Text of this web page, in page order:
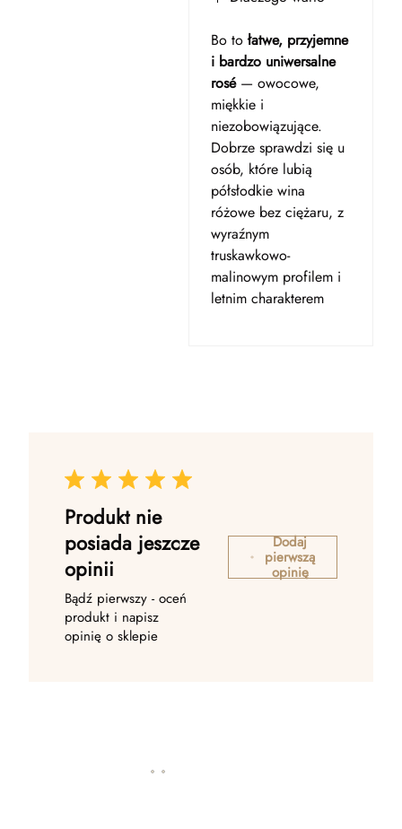
Bo tołatwe, przyjemne
i bardzo uniwersalne
rosé— owocowe,
miękkie i
niezobowiązujące.
Dobrze sprawdzi się u
osób, które lubią
półsłodkie wina
różowe bez ciężaru, z
wyraźnym
truskawkowo-
malinowym profilem i
letnim charakterem
Produkt nie
posiada jeszcze
opinii
Bądź pierwszy - oceń
produkt i napisz
opinię o sklepie
Dodaj
pierwszą
opinię